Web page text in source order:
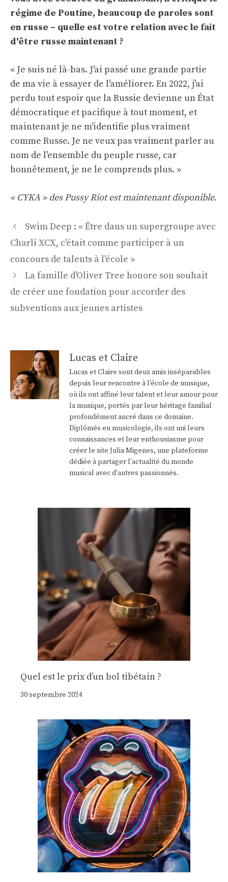
régime de Poutine, beaucoup de paroles sont
en russe – quelle est votre relation avec le fait
d'être russe maintenant ?
« Je suis né là-bas. J'ai passé une grande partie
de ma vie à essayer de l'améliorer. En 2022, j'ai
perdu tout espoir que la Russie devienne un État
démocratique et pacifique à tout moment, et
maintenant je ne m'identifie plus vraiment
comme Russe. Je ne veux pas vraiment parler au
nom de l'ensemble du peuple russe, car
honnêtement, je ne le comprends plus. »
« CYKA » des Pussy Riot est maintenant disponible.
Navigation
des
Swim Deep : « Être dans un supergroupe avec
Charli XCX, c'était comme participer à un
concours de talents à l'école »
La famille d'Oliver Tree honore son souhait
de créer une fondation pour accorder des
subventions aux jeunes artistes
Lucas et Claire
Lucas et Claire sont deux amis inséparables
depuis leur rencontre à l'école de musique,
où ils ont affiné leur talent et leur amour pour
la musique, portés par leur héritage familial
profondément ancré dans ce domaine.
Diplômés en musicologie, ils ont uni leurs
connaissances et leur enthousiasme pour
créer le site Julia Migenes, une plateforme
dédiée à partager l'actualité du monde
musical avec d'autres passionnés.
Quel est le prix d’un bol tibétain ?
30 septembre 2024